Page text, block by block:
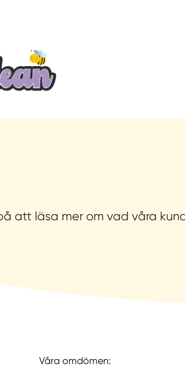
att läsa mer om vad våra
Våra omdömen: